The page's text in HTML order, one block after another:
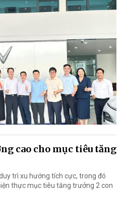
cao cho mục tiêu tăng
trì xu hướng tích cực, trong đó
thực mục tiêu tăng trưởng 2 con